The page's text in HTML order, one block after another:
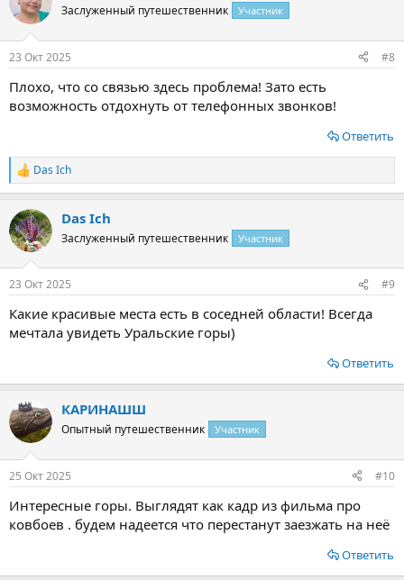
Заслуженный путешественник Участник
23 Окт 2025 #8
Плохо, что со связью здесь проблема! Зато есть
возможность отдохнуть от телефонных звонков!
Ответить
Р
е
к
ц
и
Das Ich
Das Ich
Заслуженный путешественник Участник
23 Окт 2025 #9
Какие красивые места есть в соседней области! Всегда
мечтала увидеть Уральские горы)
Ответить
КАРИНАШШ
Опытный путешественник Участник
25 Окт 2025 #10
Интересные горы. Выглядят как кадр из фильма про
ковбоев . будем надеется что перестанут заезжать на неё
Ответить